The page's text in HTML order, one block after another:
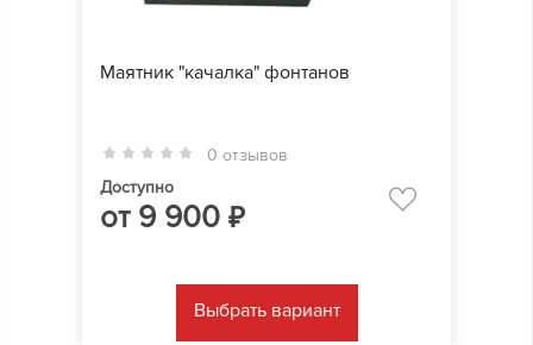
Маятник "качалка" фонтанов
0 отзывов
Доступно
от 9 900 ₽
Выбрать вариант